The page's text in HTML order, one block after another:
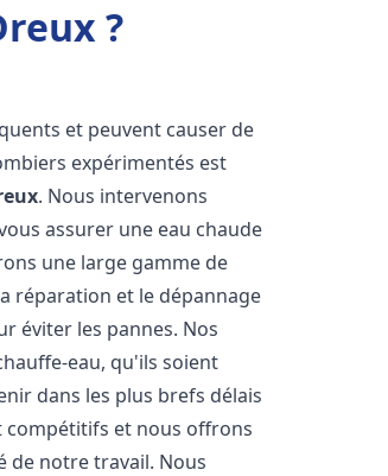
?
et peuvent causer de
expérimentés est
. Nous intervenons
assurer une eau chaude
une large gamme de
réparation et le dépannage
éviter les pannes. Nos
eau, qu'ils soient
dans les plus brefs délais
compétitifs et nous offrons
de notre travail. Nous